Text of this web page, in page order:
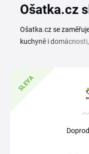
Ošatka.cz
Ošatka.cz se
kuchyně i
pro svůj domov za
výprodeje. Na této
slevový kupón,
Sleva na Ošatka.cz
žádná akce neuteče.
SLEVA